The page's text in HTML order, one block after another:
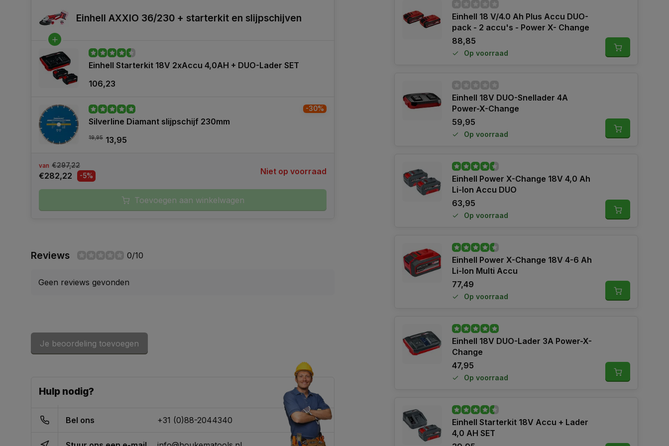
Einhell AXXIO 36/230 + starterkit en slijpschijven
Einhell Starterkit 18V 2xAccu 4,0AH + DUO-Lader SET
106,23
Silverline Diamant slijpschijf 230mm
19,95 13,95
-30%
van €297,22
€282,22 -5% Niet op voorraad
Toevoegen aan winkelwagen
Reviews 0/10
Geen reviews gevonden
Je beoordeling toevoegen
Hulp nodig?
Bel ons +31 (0)88-2044340
Einhell 18 V/4.0 Ah Plus Accu DUO-
pack - 2 accu's - Power X- Change
88,85
Op voorraad
Einhell 18V DUO-Snellader 4A
Power-X-Change
59,95
Op voorraad
Einhell Power X-Change 18V 4,0 Ah
Li-Ion Accu DUO
63,95
Op voorraad
Einhell Power X-Change 18V 4-6 Ah
Li-Ion Multi Accu
77,49
Op voorraad
Einhell 18V DUO-Lader 3A Power-X-
Change
47,95
Op voorraad
Einhell Starterkit 18V Accu + Lader
4,0 AH SET